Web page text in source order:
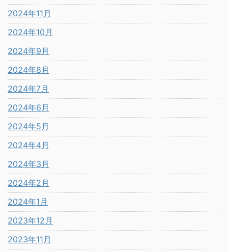
2024年11月
2024年10月
2024年9月
2024年8月
2024年7月
2024年6月
2024年5月
2024年4月
2024年3月
2024年2月
2024年1月
2023年12月
2023年11月